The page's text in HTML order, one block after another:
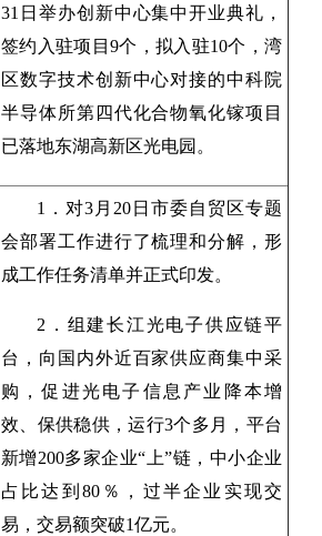
31日举办创新中心集中开业典礼，
签约入驻项目9个，拟入驻10个，湾
区数字技术创新中心对接的中科院
半导体所第四代化合物氧化镓项目
已落地东湖高新区光电园。
1．对3月20日市委自贸区专题
会部署工作进行了梳理和分解，形
成工作任务清单并正式印发。
2．组建长江光电子供应链平
台，向国内外近百家供应商集中采
购，促进光电子信息产业降本增
效、保供稳供，运行3个多月，平台
新增200多家企业“上”链，中小企业
占比达到80％，过半企业实现交
易，交易额突破1亿元。